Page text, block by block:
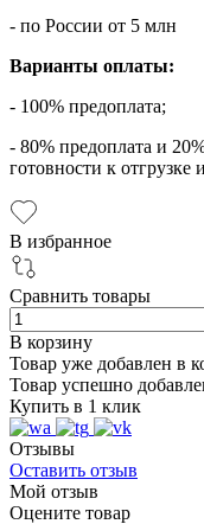
- по России от 5 млн
Варианты оплаты:
- 100% предоплата;
- 80% предоплата и
готовности к отгрузке
В избранное
Сравнить товары
В корзину
Товар уже добавлен в
Товар успешно
Купить в 1 клик
Отзывы
Оставить отзыв
Мой отзыв
Оцените товар